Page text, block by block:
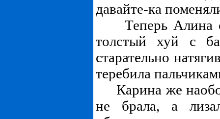
давайте-ка
Теперь Алина
толстый хуй с
старательно
теребила
Карина же
не брала, а